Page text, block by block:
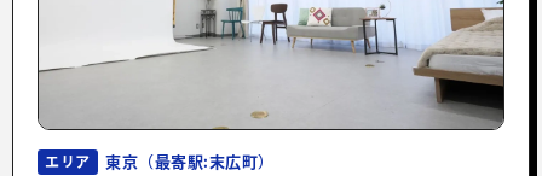
エリア 東京（最寄駅:末広町）